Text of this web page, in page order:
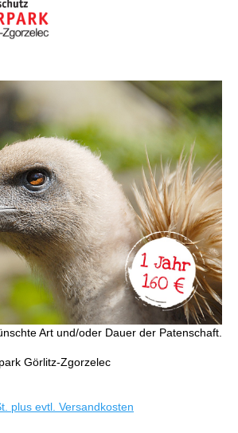
Art und/oder Dauer der Patenschaft.
Görlitz-Zgorzelec
plus evtl. Versandkosten